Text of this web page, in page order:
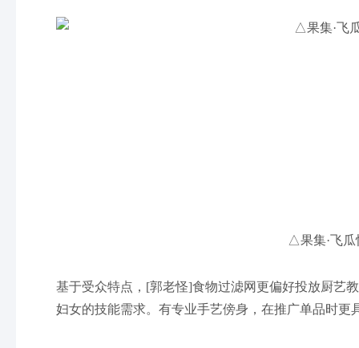
△果集·飞瓜
基于受众特点，[郭老怪]食物过滤网更偏好投放厨艺
妇女的技能需求。有专业手艺傍身，在推广单品时更